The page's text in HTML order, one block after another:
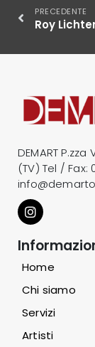
PRECEDENTE
DEMART
(TV) Tel / Fax:
Home
Chi siamo
Servizi
Artisti